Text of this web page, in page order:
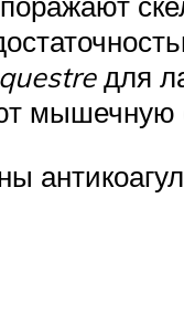
для
мышечную